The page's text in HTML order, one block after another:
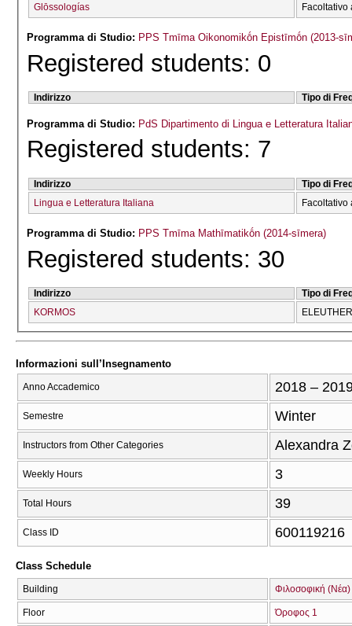
Glōssologías Facoltativo
Programma di Studio: PPS Tmīma Oikonomikṓn Epistīmṓn (2013-
Registered students: 0
Indirizzo Tipo di
Programma di Studio: PdS Dipartimento di Lingua e Letteratura
Registered students: 7
Indirizzo
Tipo di
Lingua e Letteratura Italiana
Facoltativo
Programma di Studio: PPS Tmīma Mathīmatikṓn (2014-sīmera)
Registered students: 30
Indirizzo
Tipo di
KORMOS
Informazioni sull’Insegnamento
Anno Accademico 2018 –
Semestre Winter
Instructors from Other Categories Alexandra
Weekly Hours 3
Total Hours 39
Class ID 600119216
Class Schedule
Building Φιλοσοφική (Νέα)
Floor Όροφος 1